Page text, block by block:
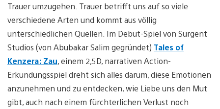
Trauer umzugehen. Trauer betrifft uns auf so viele
verschiedene Arten und kommt aus völlig
unterschiedlichen Quellen. Im Debut-Spiel von Surgent
Studios (von Abubakar Salim gegründet) Tales of
Kenzera: Zau, einem 2,5D, narrativen Action-
Erkundungsspiel dreht sich alles darum, diese Emotionen
anzunehmen und zu entdecken, wie Liebe uns den Mut
gibt, auch nach einem fürchterlichen Verlust noch